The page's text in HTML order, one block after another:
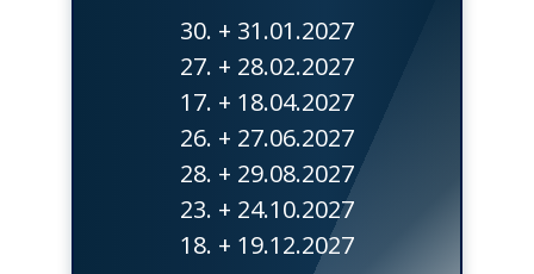
30. + 31.01.2027
27. + 28.02.2027
17. + 18.04.2027
26. + 27.06.2027
28. + 29.08.2027
23. + 24.10.2027
18. + 19.12.2027